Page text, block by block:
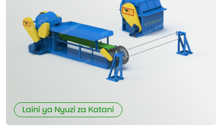
Laini ya Nyuzi za Katani